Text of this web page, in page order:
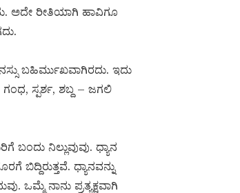
ಅದೇ ರೀತಿಯಾಗಿ ಹಾವಿಗೂ
ಬಹಿರ್ಮುಖವಾಗಿರದು. ಇದು
ಸ್ಪರ್ಶ, ಶಬ್ದ – ಜಗಲಿ
ಬಂದು ನಿಲ್ಲುವುವು. ಧ್ಯಾನ
ಬಿದ್ದಿರುತ್ತವೆ. ಧ್ಯಾನವನ್ನು
ಒಮ್ಮೆ ನಾನು ಪ್ರತ್ಯಕ್ಷವಾಗಿ